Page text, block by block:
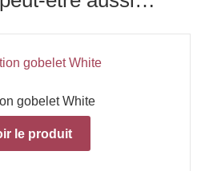
gobelet White
le produit